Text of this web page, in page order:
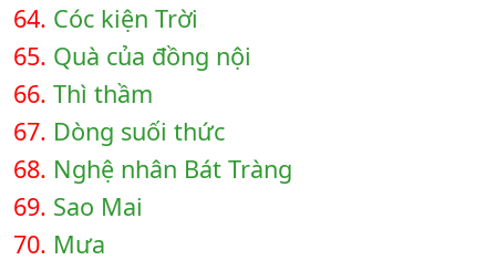
64. Cóc kiện Trời
65. Quà của đồng nội
66. Thì thầm
67. Dòng suối thức
68. Nghệ nhân Bát Tràng
69. Sao Mai
70. Mưa